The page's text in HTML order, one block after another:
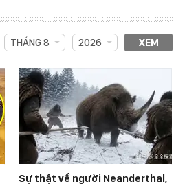
THÁNG 8 2026 XEM
Sự thật về người Neanderthal,